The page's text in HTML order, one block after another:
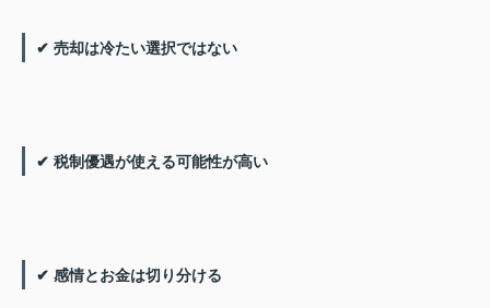
✔ 売却は冷たい選択ではない
✔ 税制優遇が使える可能性が高い
✔ 感情とお金は切り分ける